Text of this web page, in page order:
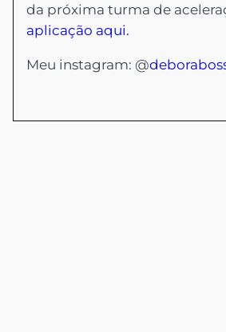
da próxima turma de
aplicação aqui.
Meu instagram: @